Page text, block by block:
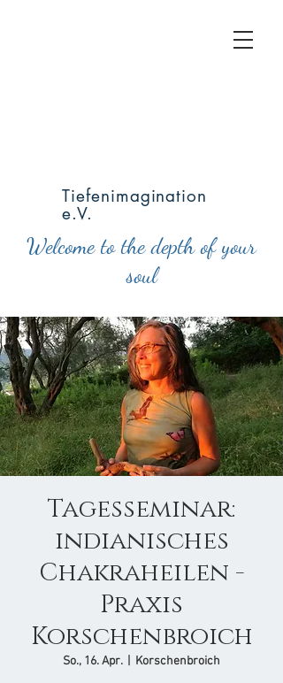
Welcome to the depth of your
soul
Tiefenimagination
e.V.
Tagesseminar:
indianisches
Chakraheilen -
Praxis
Korschenbroich
So., 16. Apr.
  |
Korschenbroich